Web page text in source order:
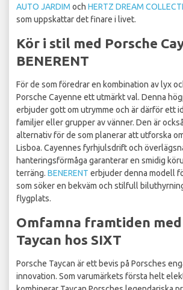
AUTO JARDIM och HERTZ DREAM
som uppskattar det finare i livet.
Kör i stil med Porsche
BENERENT
För de som föredrar en kombination av lyx
Porsche Cayenne ett utmärkt val. Denna
erbjuder gott om utrymme och är därför ett
familjer eller grupper av vänner. Den är
alternativ för de som planerar att utforska
Lisboa. Cayennes fyrhjulsdrift och
hanteringsförmåga garanterar en smidig
terräng. BENERENT erbjuder denna modell
som söker en bekväm och stilfull
flygplats.
Omfamna framtiden
Taycan hos SIXT
Porsche Taycan är ett bevis på Porsches
innovation. Som varumärkets första helt